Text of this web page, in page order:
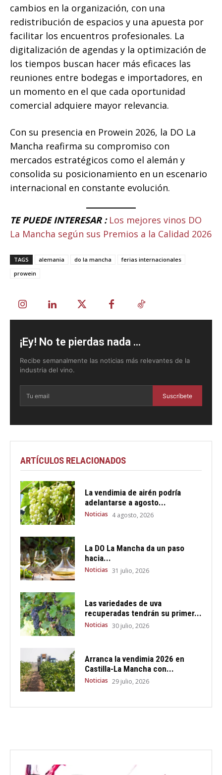
cambios en la organización, con una
redistribución de espacios y una apuesta por
facilitar los encuentros profesionales. La
digitalización de agendas y la optimización de
los tiempos buscan hacer más eficaces las
reuniones entre bodegas e importadores, en
un momento en el que cada oportunidad
comercial adquiere mayor relevancia.
Con su presencia en Prowein 2026, la DO La
Mancha reafirma su compromiso con
mercados estratégicos como el alemán y
consolida su posicionamiento en un escenario
internacional en constante evolución.
TE PUEDE INTERESAR : Los mejores vinos DO
La Mancha según sus Premios a la Calidad 2026
TAGS alemania do la mancha
ferias internacionales
prowein
¡Ey! No te pierdas nada ...
Recibe semanalmente las noticias más relevantes de la
industria del vino.
Suscríbete
ARTÍCULOS RELACIONADOS
La vendimia de airén podría
adelantarse a agosto...
Noticias 4 agosto, 2026
La DO La Mancha da un paso
hacia...
Noticias 31 julio, 2026
Las variedades de uva
recuperadas tendrán su primer...
Noticias 30 julio, 2026
Arranca la vendimia 2026 en
Castilla-La Mancha con...
Noticias 29 julio, 2026